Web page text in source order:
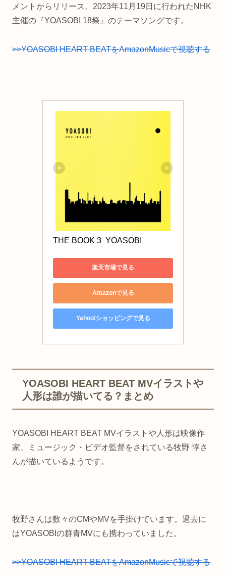
メントからリリース。2023年11月19日に行われたNHK
主催の『YOASOBI 18祭』のテーマソングです。
>>YOASOBI HEART BEATをAmazonMusicで視聴する
THE BOOK 3  YOASOBI
楽天市場で見る
Amazonで見る
Yahoo!ショッピングで見る
YOASOBI HEART BEAT MVイラストや
人形は誰が描いてる？まとめ
YOASOBI HEART BEAT MVイラストや人形は映像作
家、ミュージック・ビデオ監督をされている牧野 惇さ
んが描いているようです。
牧野さんは数々のCMやMVを手掛けています。過去に
はYOASOBIの群青MVにも携わっていました。
>>YOASOBI HEART BEATをAmazonMusicで視聴する